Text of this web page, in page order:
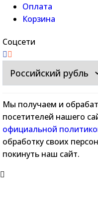
Оплата
Корзина
Соцсети
Мы получаем и
посетителей нашего
официальной
обработку своих
покинуть наш сайт.